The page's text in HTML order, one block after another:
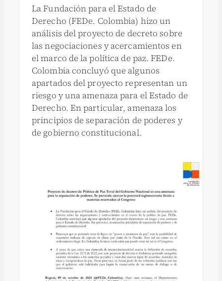
La Fundación para el Estado de
Derecho (FEDe. Colombia) hizo un
análisis del proyecto de decreto sobre
las negociaciones y acercamientos en
el marco de la política de paz. FEDe.
Colombia concluyó que algunos
apartados del proyecto representan un
riesgo y una amenaza para el Estado de
Derecho. En particular, amenaza los
principios de separación de poderes y
de gobierno constitucional.